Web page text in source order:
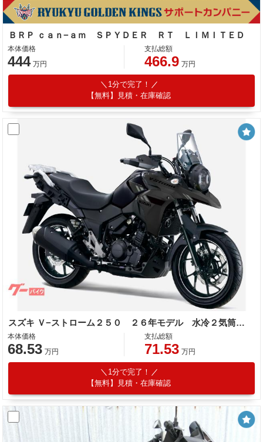
ＢＲＰ ｃａｎ−ａｍ ＳＰＹＤＥＲ ＲＴ ＬＩＭＩＴＥＤ
本体価格
444 万円
支払総額
466.9 万円
1分で完了！
【無料】見積・在庫確認
スズキ Ｖ−ストローム２５０ ２６年モデル 水冷２気筒エンジン ＬＥＤヘッドライト標準装備
本体価格
68.53 万円
支払総額
71.53 万円
1分で完了！
【無料】見積・在庫確認